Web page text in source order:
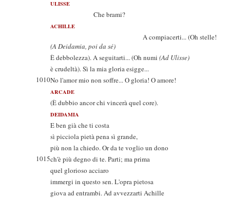
ULISSE
Che brami?
ACHILLE
A compiacerti... (Oh stelle!
(A Deidamia, poi da sé)
È debbolezza). A seguitarti... (Oh numi (Ad Ulisse)
è crudeltà). Sì la mia gloria esigge...
1010No l'amor mio non soffre... O gloria! O amore!
ARCADE
(È dubbio ancor chi vincerà quel core).
DEIDAMIA
E ben già che ti costa
sì picciola pietà pena sì grande,
più non la chiedo. Or da te voglio un dono
1015ch'è più degno di te. Parti; ma prima
quel glorioso acciaro
immergi in questo sen. L'opra pietosa
giova ad entrambi. Ad avvezzarti Achille